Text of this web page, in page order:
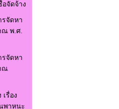
จัดจ้าง
รจัดหา
ณ พ.ศ.
รจัดหา
ณ
รื่อง
พาหนะ